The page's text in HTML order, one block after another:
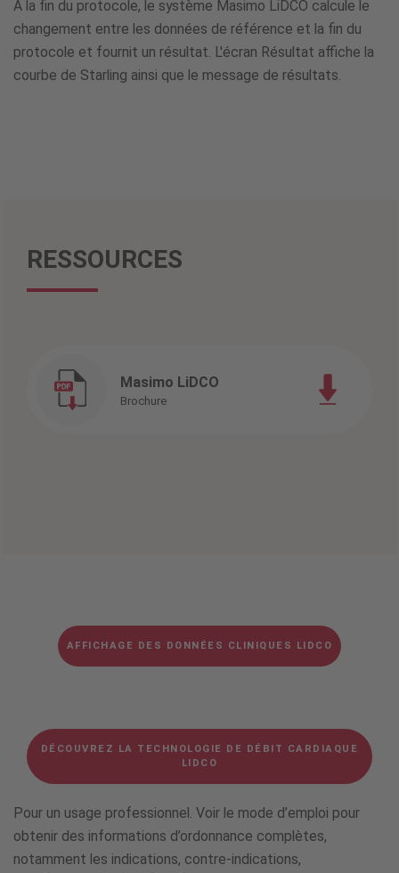
À la fin du protocole, le système Masimo LiDCO calcule le
changement entre les données de référence et la fin du
protocole et fournit un résultat. L'écran Résultat affiche la
courbe de Starling ainsi que le message de résultats.
RESSOURCES
Masimo LiDCO
Brochure
AFFICHAGE DES DONNÉES CLINIQUES LIDCO
DÉCOUVREZ LA TECHNOLOGIE DE DÉBIT CARDIAQUE
LIDCO
Pour un usage professionnel. Voir le mode d’emploi pour
obtenir des informations d’ordonnance complètes,
notamment les indications, contre-indications,